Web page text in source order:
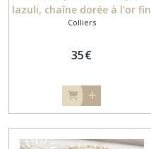
lazuli, chaîne dorée à l'or fin
Colliers
35€